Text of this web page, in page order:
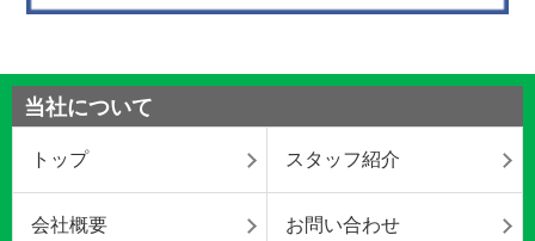
当社について
トップ スタッフ紹介
会社概要 お問い合わせ